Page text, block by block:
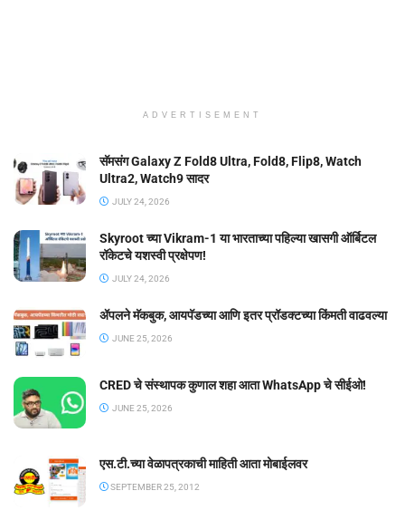
ADVERTISEMENT
सॅमसंग Galaxy Z Fold8 Ultra, Fold8, Flip8, Watch
Ultra2, Watch9 सादर
JULY 24, 2026
Skyroot च्या Vikram-1 या भारताच्या पहिल्या खासगी ऑर्बिटल
रॉकेटचे यशस्वी प्रक्षेपण!
JULY 24, 2026
ॲपलने मॅकबुक, आयपॅडच्या आणि इतर प्रॉडक्टच्या किंमती वाढवल्या
JUNE 25, 2026
CRED चे संस्थापक कुणाल शहा आता WhatsApp चे सीईओ!
JUNE 25, 2026
एस.टी.च्या वेळापत्रकाची माहिती आता मोबाईलवर
SEPTEMBER 25, 2012